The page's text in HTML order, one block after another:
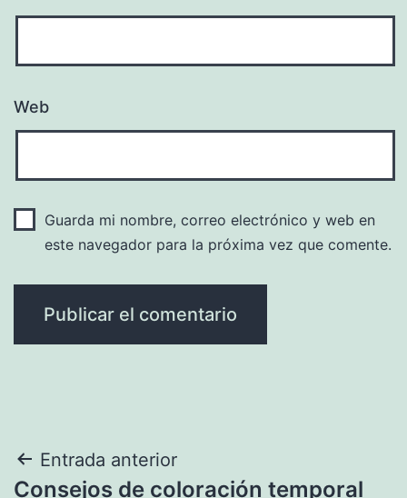
Web
Guarda mi nombre, correo electrónico y web en
este navegador para la próxima vez que comente.
Navegación
Entrada anterior
Consejos de coloración temporal